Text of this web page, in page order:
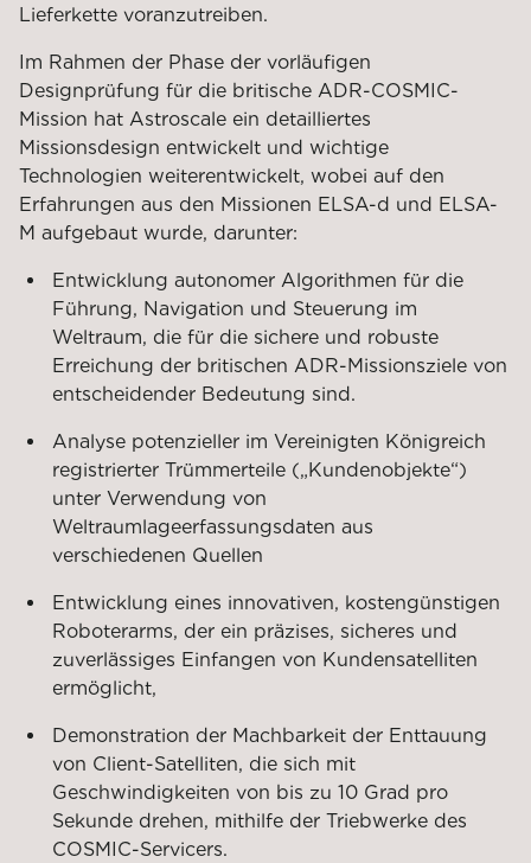
Lieferkette voranzutreiben.
Im Rahmen der Phase der vorläufigen
Designprüfung für die britische ADR-COSMIC-
Mission hat Astroscale ein detailliertes
Missionsdesign entwickelt und wichtige
Technologien weiterentwickelt, wobei auf den
Erfahrungen aus den Missionen ELSA-d und ELSA-
M aufgebaut wurde, darunter:
Entwicklung autonomer Algorithmen für die
Führung, Navigation und Steuerung im
Weltraum, die für die sichere und robuste
Erreichung der britischen ADR-Missionsziele von
entscheidender Bedeutung sind.
Analyse potenzieller im Vereinigten Königreich
registrierter Trümmerteile („Kundenobjekte“)
unter Verwendung von
Weltraumlageerfassungsdaten aus
verschiedenen Quellen
Entwicklung eines innovativen, kostengünstigen
Roboterarms, der ein präzises, sicheres und
zuverlässiges Einfangen von Kundensatelliten
ermöglicht,
Demonstration der Machbarkeit der Enttauung
von Client-Satelliten, die sich mit
Geschwindigkeiten von bis zu 10 Grad pro
Sekunde drehen, mithilfe der Triebwerke des
COSMIC-Servicers.